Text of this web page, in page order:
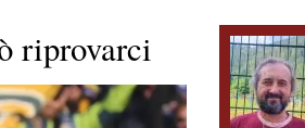
riprovarci